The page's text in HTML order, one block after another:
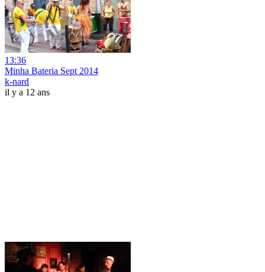
13:36
Minha Bateria Sept 2014
k-nard
il y a 12 ans